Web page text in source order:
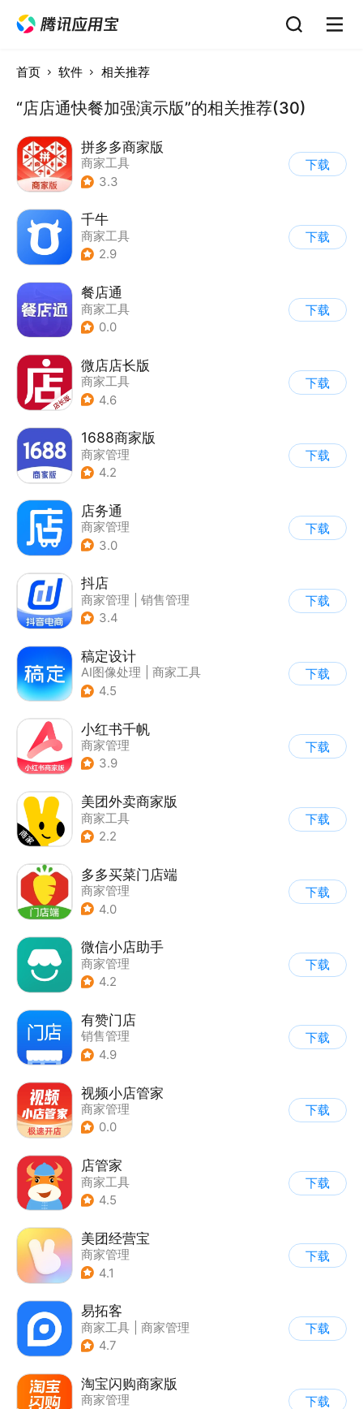
首页 软件 相关推荐
“店店通快餐加强演示版”的相关推荐(30)
拼多多商家版
商家工具
3.3
下载
千牛
商家工具
2.9
下载
餐店通
商家工具
0.0
下载
微店店长版
商家工具
4.6
下载
1688商家版
商家管理
4.2
下载
店务通
商家管理
3.0
下载
抖店
商家管理
销售管理
3.4
下载
稿定设计
AI图像处理
商家工具
4.5
下载
小红书千帆
商家管理
3.9
下载
美团外卖商家版
商家工具
2.2
下载
多多买菜门店端
商家管理
4.0
下载
微信小店助手
商家管理
4.2
下载
有赞门店
销售管理
4.9
下载
视频小店管家
商家管理
0.0
下载
店管家
商家工具
4.5
下载
美团经营宝
商家管理
4.1
下载
易拓客
商家工具
商家管理
4.7
下载
淘宝闪购商家版
商家管理
下载